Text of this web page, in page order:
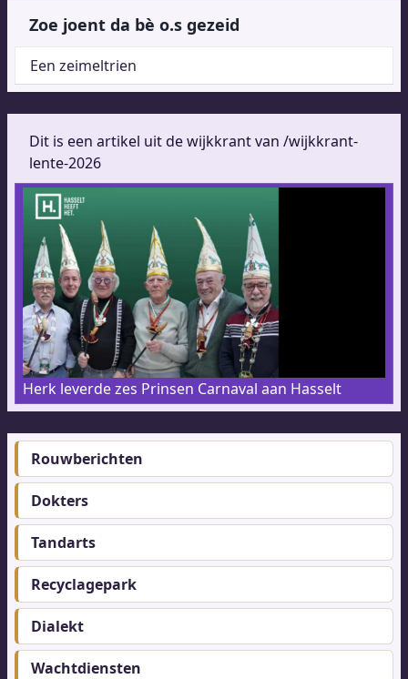
Zoe joent da bè o.s gezeid
Een zeimeltrien
Dit is een artikel uit de wijkkrant van /wijkkrant-
lente-2026
Herk leverde zes Prinsen Carnaval aan Hasselt
Footer-
menu
Rouwberichten
Dokters
Tandarts
Recyclagepark
Dialekt
Wachtdiensten